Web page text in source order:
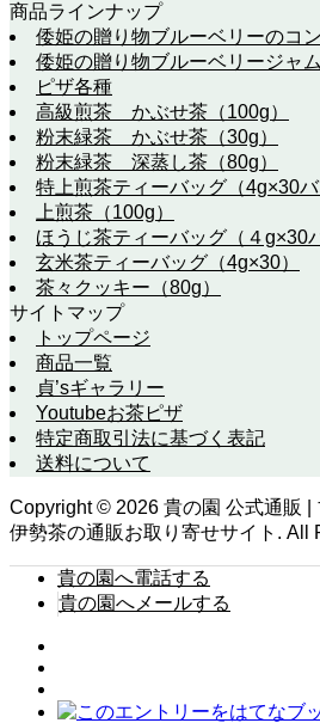
商品ラインナップ
倭姫の贈り物ブルーベリーのコ
倭姫の贈り物ブルーベリージャム
ピザ各種
高級煎茶 かぶせ茶（100g）
粉末緑茶 かぶせ茶（30g）
粉末緑茶 深蒸し茶（80g）
特上煎茶ティーバッグ（4g×30バ
上煎茶（100g）
ほうじ茶ティーバッグ（４g×30
玄米茶ティーバッグ（4g×30）
茶々クッキー（80g）
サイトマップ
トップページ
商品一覧
貞’sギャラリー
Youtubeお茶ピザ
特定商取引法に基づく表記
送料について
Copyright © 2026 貴の園 公式通販 |
伊勢茶の通販お取り寄せサイト. All
貴の園へ電話する
貴の園へメールする